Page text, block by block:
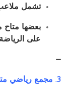
تشمل
بعضها متاح
على
—
3. مجمع رياضي متكامل في داون تاون